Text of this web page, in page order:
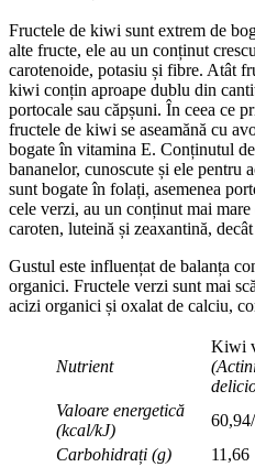
Fructele de kiwi sunt extrem de
alte fructe, ele au un conținut
carotenoide, potasiu și fibre. Atât
kiwi conțin aproape dublu din
portocale sau căpșuni. În ceea ce
fructele de kiwi se aseamănă cu
bogate în vitamina E. Conținutul
bananelor, cunoscute și ele pentru
sunt bogate în folați, asemenea
cele verzi, au un conținut mai
caroten, luteină și zeaxantină,
Gustul este influențat de balanța
organici. Fructele verzi sunt mai
acizi organici și oxalat de calciu,
Nutrient
Kiwi
Valoare energetică
(kcal/kJ)
Carbohidrați (g)
11,66